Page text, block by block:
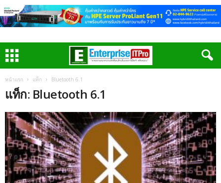
หน้าแรก แท็ก Bluetooth 6.1
แท็ก: Bluetooth 6.1